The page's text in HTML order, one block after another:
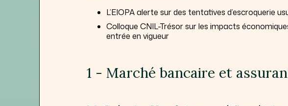
L’EIOPA alerte sur des tentatives d’escroquerie
Colloque CNIL-Trésor sur les impacts
entrée en vigueur
1 - Marché bancaire et